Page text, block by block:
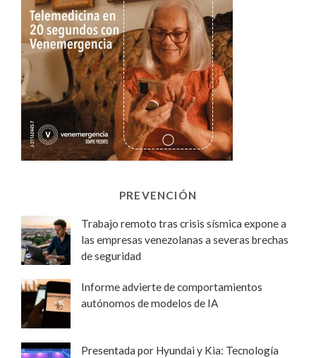
PREVENCIÓN
Trabajo remoto tras crisis sísmica expone a
las empresas venezolanas a severas brechas
de seguridad
Informe advierte de comportamientos
autónomos de modelos de IA
Presentada por Hyundai y Kia: Tecnología